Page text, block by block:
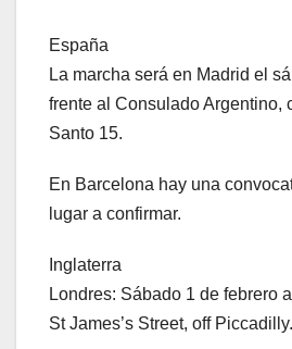
España
La marcha será en Madrid el
frente al Consulado Argentino,
Santo 15.
En Barcelona hay una
lugar a confirmar.
Inglaterra
Londres: Sábado 1 de febrero
St James’s Street, off Piccadilly.